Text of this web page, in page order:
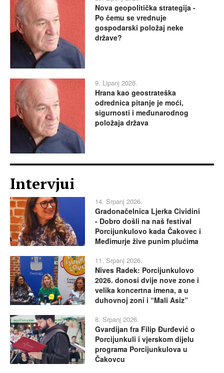
Nova geopolitička strategija -
Po čemu se vrednuje
gospodarski položaj neke
države?
9. Lipanj 2026.
Hrana kao geostrateška
odrednica pitanje je moći,
sigurnosti i međunarodnog
položaja država
Intervjui
14. Srpanj 2026.
Gradonačelnica Ljerka Cividini
- Dobro došli na naš festival
Porcijunkulovo kada Čakovec i
Međimurje žive punim plućima
11. Srpanj 2026.
Nives Radek: Porcijunkulovo
2026. donosi dvije nove zone i
velika koncertna imena, a u
duhovnoj zoni i “Mali Asiz”
8. Srpanj 2026.
Gvardijan fra Filip Đurđević o
Porcijunkuli i vjerskom dijelu
programa Porcijunkulova u
Čakovcu